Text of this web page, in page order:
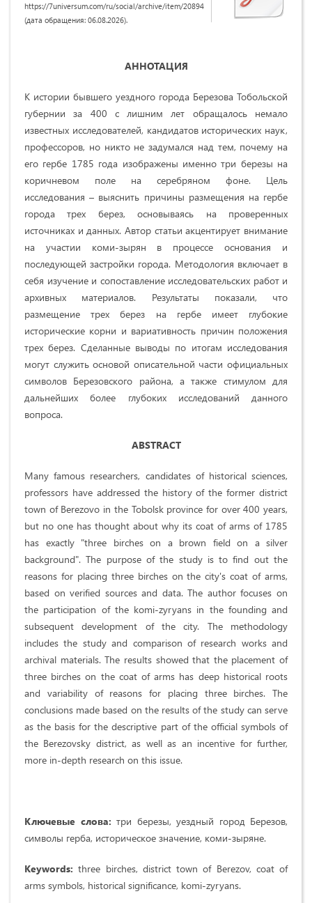
https://7universum.com/ru/social/archive/item/20894
(дата обращения: 06.08.2026).
АННОТАЦИЯ
К истории бывшего уездного города Березова Тобольской
губернии за 400 с лишним лет обращалось немало
известных исследователей, кандидатов исторических наук,
профессоров, но никто не задумался над тем, почему на
его гербе 1785 года изображены именно три березы на
коричневом поле на серебряном фоне. Цель
исследования – выяснить причины размещения на гербе
города трех берез, основываясь на проверенных
источниках и данных. Автор статьи акцентирует внимание
на участии коми-зырян в процессе основания и
последующей застройки города. Методология включает в
себя изучение и сопоставление исследовательских работ и
архивных материалов. Результаты показали, что
размещение трех берез на гербе имеет глубокие
исторические корни и вариативность причин положения
трех берез. Сделанные выводы по итогам исследования
могут служить основой описательной части официальных
символов Березовского района, а также стимулом для
дальнейших более глубоких исследований данного
вопроса.
ABSTRACT
Many famous researchers, candidates of historical sciences,
professors have addressed the history of the former district
town of Berezovo in the Tobolsk province for over 400 years,
but no one has thought about why its coat of arms of 1785
has exactly "three birches on a brown field on a silver
background". The purpose of the study is to find out the
reasons for placing three birches on the city's coat of arms,
based on verified sources and data. The author focuses on
the participation of the komi-zyryans in the founding and
subsequent development of the city. The methodology
includes the study and comparison of research works and
archival materials. The results showed that the placement of
three birches on the coat of arms has deep historical roots
and variability of reasons for placing three birches. The
conclusions made based on the results of the study can serve
as the basis for the descriptive part of the official symbols of
the Berezovsky district, as well as an incentive for further,
more in-depth research on this issue.
Ключевые слова: три березы, уездный город Березов,
символы герба, историческое значение, коми-зыряне.
Keywords: three birches, district town of Berezov, coat of
arms symbols, historical significance, komi-zyryans.